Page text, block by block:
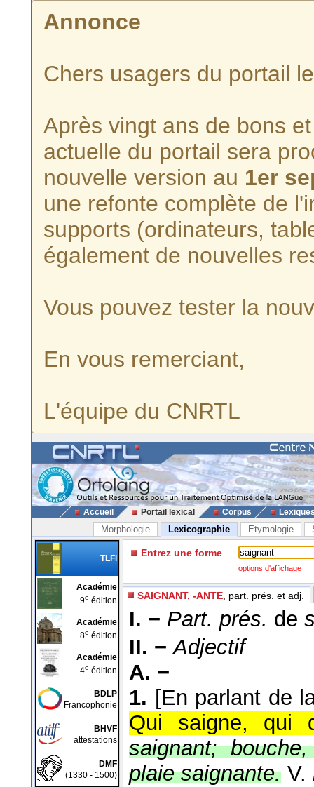
Annonce
Chers usagers du portail
Après vingt ans de bons
actuelle du portail sera
nouvelle version au 1er
une refonte complète de
supports (ordinateurs,
également de nouvelles
Vous pouvez tester la
En vous remerciant,
L'équipe du CNRTL
Accueil Portail lexical Corpus
Morphologie Lexicographie Etymologie
TLFi
Académie
9e édition
Académie
8e édition
Académie
4e édition
BDLP
Francophonie
BHVF
attestations
DMF
(1330 - 1500)
Entrez une forme
options d'affichage
SAIGNANT, -ANTE , part. prés. et adj.
I. − Part. prés. de
II. − Adjectif
A. −
1. [En parlant de
Qui saigne, qui
saignant;
plaie saignante. V.